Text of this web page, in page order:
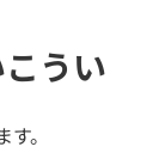
うい
。